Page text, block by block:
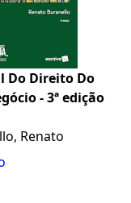
Do Direito Do
- 3ª edição
Renato